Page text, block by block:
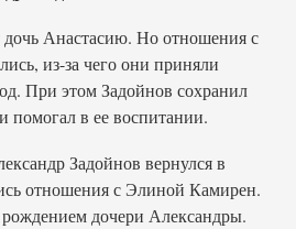
дочь Анастасию. Но отношения с
из-за чего они приняли
При этом Задойнов сохранил
помогал в ее воспитании.
Задойнов вернулся в
отношения с Элиной Камирен.
дочери Александры.